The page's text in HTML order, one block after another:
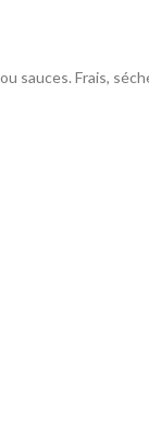
sauces. Frais,